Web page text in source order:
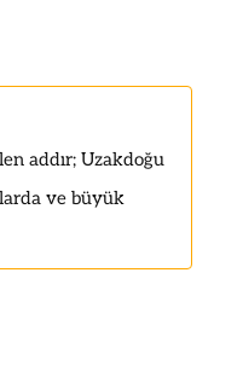
addır; Uzakdoğu
ve büyük